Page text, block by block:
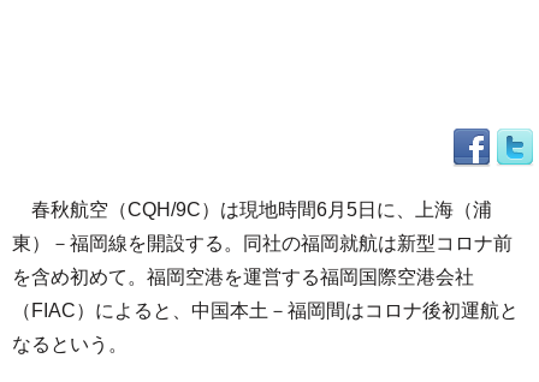
春秋航空（CQH/9C）は現地時間6月5日に、上海（浦
東）－福岡線を開設する。同社の福岡就航は新型コロナ前
を含め初めて。福岡空港を運営する福岡国際空港会社
（FIAC）によると、中国本土－福岡間はコロナ後初運航と
なるという。